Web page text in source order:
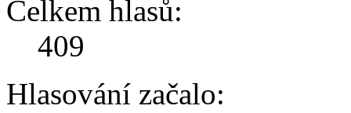
Celkem hlasů:
409
Hlasování začalo: